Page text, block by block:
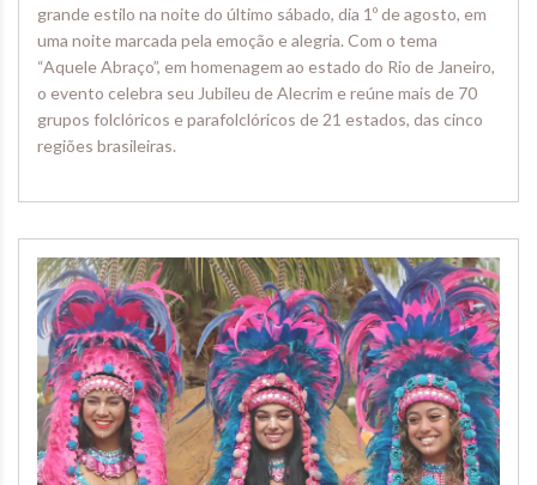
grande estilo na noite do último sábado, dia 1º de agosto, em
uma noite marcada pela emoção e alegria. Com o tema
“Aquele Abraço”, em homenagem ao estado do Rio de Janeiro,
o evento celebra seu Jubileu de Alecrim e reúne mais de 70
grupos folclóricos e parafolclóricos de 21 estados, das cinco
regiões brasileiras.